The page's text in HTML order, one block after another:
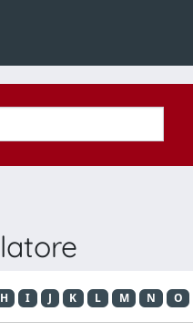
H I J K L M N O